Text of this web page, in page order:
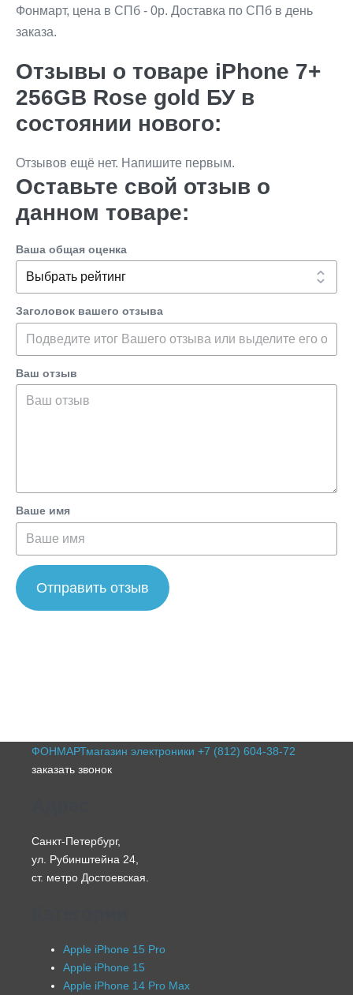
Фонмарт, цена в СПб - 0р. Доставка по СПб в день
заказа.
Отзывы о товаре iPhone 7+
256GB Rose gold БУ в
состоянии нового:
Отзывов ещё нет. Напишите первым.
Оставьте свой отзыв о
данном товаре:
Ваша общая оценка
Заголовок вашего отзыва
Ваш отзыв
Ваше имя
Отправить отзыв
ФОНМАРТмагазин электроники +7 (812) 604-38-72
заказать звонок
Санкт-Петербург,
ул. Рубинштейна 24,
ст. метро Достоевская.
Apple iPhone 15 Pro
Apple iPhone 15
Apple iPhone 14 Pro Max